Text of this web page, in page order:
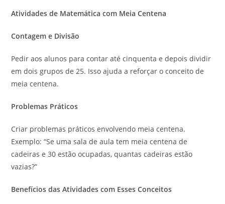
Atividades de Matemática com Meia Centena
Contagem e Divisão
Pedir aos alunos para contar até cinquenta e depois dividir
em dois grupos de 25. Isso ajuda a reforçar o conceito de
meia centena.
Problemas Práticos
Criar problemas práticos envolvendo meia centena.
Exemplo: “Se uma sala de aula tem meia centena de
cadeiras e 30 estão ocupadas, quantas cadeiras estão
vazias?”
Benefícios das Atividades com Esses Conceitos